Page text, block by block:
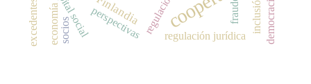
Finlandia
perspectivasregulación
capital social regulación jurídica
inclusión
economía fraude democracia
excedentes socios